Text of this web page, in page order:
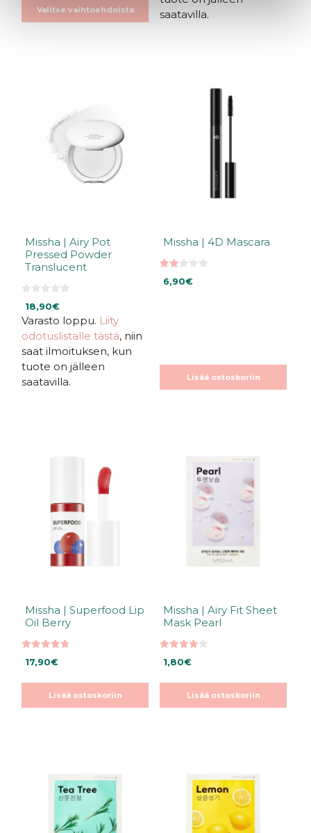
Valitse vaihtoehdoista
saatavilla.
Missha | Airy Pot
Pressed Powder
Translucent
0
:
s
t
18,90€
Varasto loppu. Liity
odotuslistalle tästä, niin
saat ilmoituksen, kun
tuote on jälleen
saatavilla.
Missha | 4D Mascara
2.00
5:s
6,90€
Lisää ostoskoriin
Missha | Superfood Lip
Oil Berry
5:stä
17,90€
Lisää ostoskoriin
Missha | Airy Fit Sheet
Mask Pearl
5:stä
1,80€
Lisää ostoskoriin